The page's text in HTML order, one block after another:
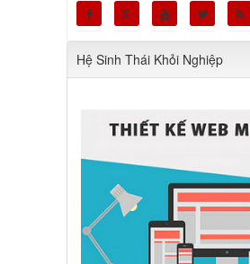
Hệ Sinh Thái Khỏi Nghiệp